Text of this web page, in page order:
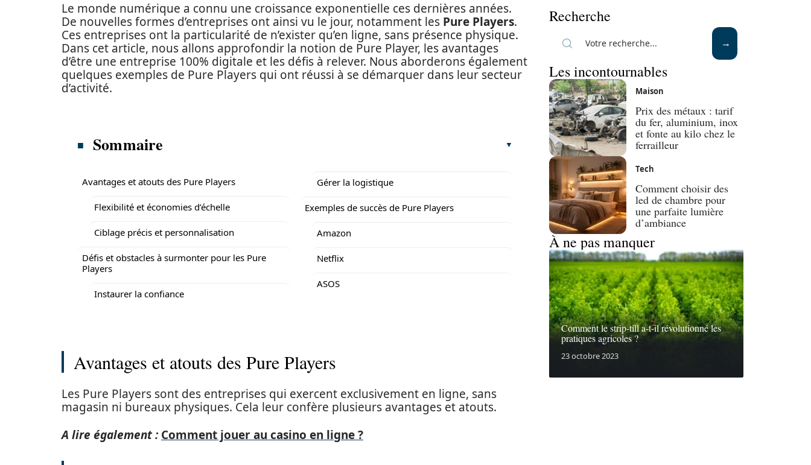
Le monde numérique a connu une croissance exponentielle ces dernières années.
De nouvelles formes d’entreprises ont ainsi vu le jour, notamment les Pure Players.
Ces entreprises ont la particularité de n’exister qu’en ligne, sans présence physique.
Dans cet article, nous allons approfondir la notion de Pure Player, les avantages
d’être une entreprise 100% digitale et les défis à relever. Nous aborderons également
quelques exemples de Pure Players qui ont réussi à se démarquer dans leur secteur
d’activité.
Sommaire
Avantages et atouts des Pure Players
Flexibilité et économies d’échelle
Ciblage précis et personnalisation
Défis et obstacles à surmonter pour les Pure
Players
Instaurer la confiance
Gérer la logistique
Exemples de succès de Pure Players
Amazon
Netflix
ASOS
Avantages et atouts des Pure Players
Les Pure Players sont des entreprises qui exercent exclusivement en ligne, sans
magasin ni bureaux physiques. Cela leur confère plusieurs avantages et atouts.
A lire également : Comment jouer au casino en ligne ?
Recherche
Les incontournables
Maison
Prix des métaux : tarif
du fer, aluminium, inox
et fonte au kilo chez le
ferrailleur
Tech
Comment choisir des
led de chambre pour
une parfaite lumière
d’ambiance
À ne pas manquer
Comment le strip-till a-t-il révolutionné les
pratiques agricoles ?
23 octobre 2023